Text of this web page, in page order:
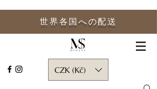
世界各国への配送
CZK (Kč)